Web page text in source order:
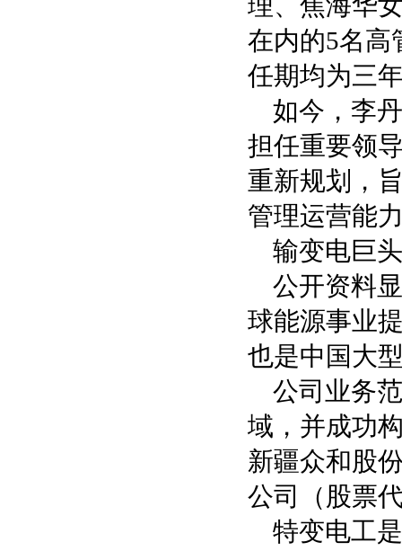
在内的5名高
任期均为三
如今，李
担任重要领
重新规划，
管理运营能
输变电巨
公开资料
球能源事业
也是中国大
公司业务
域，并成功
新疆众和股
公司（股票
特变电工